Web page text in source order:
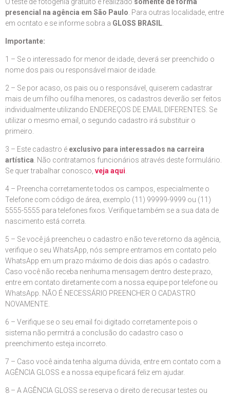
presencial na agência em São Paulo . Para outras localidade, entre
em ocntato e se informe sobra a GLOSS BRASIL
Importante:
1 – Se o interessado for menor de idade, deverá ser preenchido o
nome dos pais ou responsável maior de idade.
2 – Se por acaso, os pais ou o responsável, quiserem cadastrar
mais de um filho ou filha menores, os cadastros deverão ser feitos
individualmente utilizando ENDEREÇOS DE EMAIL DIFERENTES. Se
utilizar o mesmo email, o segundo cadastro irá substituir o
primeiro.
3 – Este cadastro é exclusivo para interessados na carreira
artística . Não contratamos funcionários através deste formulário.
Se quer trabalhar conosco, veja aqui
4 – Preencha corretamente todos os campos, especialmente o
Telefone com código de área, exemplo (11) 99999-9999 ou (11)
5555-5555 para telefones fixos. Verifique também se a sua data de
nascimento está correta.
5 – Se você já preencheu o cadastro e não teve retorno da agência,
verifique o seu WhatsApp, nós sempre entramos em contato pelo
WhatsApp em um prazo máximo de dois dias após o cadastro.
Caso você não receba nenhuma mensagem dentro deste prazo,
entre em contato diretamente com a nossa equipe por telefone ou
WhatsApp. NÃO É NECESSÁRIO PREENCHER O CADASTRO
NOVAMENTE.
6 – Verifique se o seu email foi digitado corretamente pois o
sistema não permitrá a conclusão do cadastro caso o
preenchimento esteja incorreto.
7 – Caso você ainda tenha alguma dúvida, entre em contato com a
AGÊNCIA GLOSS e a nossa equipe ficará feliz em ajudar.
8 – A AGÊNCIA GLOSS se reserva o direito de recusar testes ou